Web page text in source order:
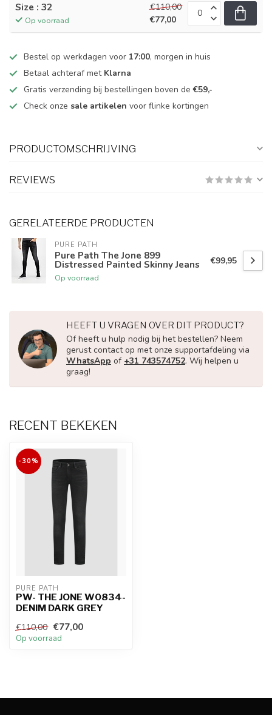
Size : 32
Op voorraad
€110,00
€77,00
Bestel op werkdagen voor 17:00, morgen in huis
Betaal achteraf met Klarna
Gratis verzending bij bestellingen boven de€59,-
Check onze sale artikelen voor flinke kortingen
PRODUCTOMSCHRIJVING
REVIEWS
GERELATEERDE PRODUCTEN
PURE PATH
Pure Path The Jone 899
Distressed Painted Skinny Jeans
Op voorraad
€99,95
HEEFT U VRAGEN OVER DIT PRODUCT?
Of heeft u hulp nodig bij het bestellen? Neem
gerust contact op met onze supportafdeling via
WhatsApp of +31 743574752. Wij helpen u
graag!
RECENT BEKEKEN
-30%
PURE PATH
PW- THE JONE W0834-
DENIM DARK GREY
€110,00 €77,00
Op voorraad